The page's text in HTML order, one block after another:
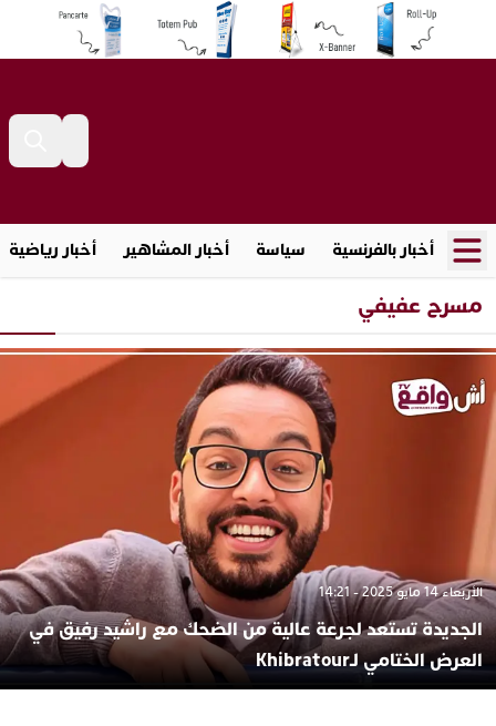
أخبار بالفرنسية سياسة أخبار المشاهير أخبار رياضية
مسرح عفيفي
الأربعاء 14 مايو 2025 - 14:21
الجديدة تستعد لجرعة عالية من الضحك مع راشيد رفيق في
العرض الختامي لـKhibratour